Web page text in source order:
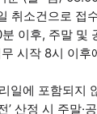
취소건으로 접
이후, 주말 및
시작 8시 이후
일에 포함되지
’ 산정 시 주말·